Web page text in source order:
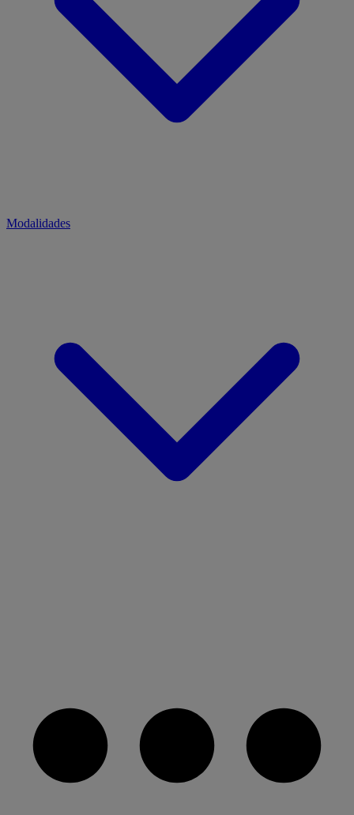
Modalidades